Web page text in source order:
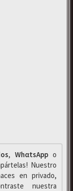
, WhαtsAppo
Nuestro
en privado,
nuestra